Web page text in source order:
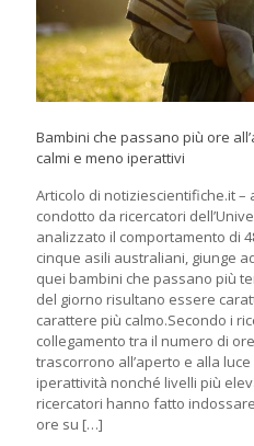
Bambini che passano più ore
calmi e meno iperattivi
Articolo di notiziescientifiche.it –
condotto da ricercatori
analizzato il comportamento di
cinque asili australiani, giunge
quei bambini che passano più
del giorno risultano essere
carattere più calmo.Secondo i
collegamento tra il numero di
trascorrono all’aperto e alla
iperattività nonché livelli più
ricercatori hanno fatto
ore su […]